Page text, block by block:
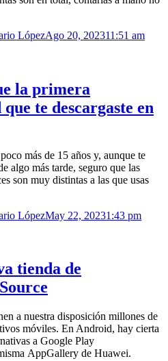
LópezAgo 20, 202311:51 am
la primera
te descargaste en
más de 15 años y, aunque te
algo más tarde, seguro que las
son muy distintas a las que usas
LópezMay 22, 20231:43 pm
tienda de
a nuestra disposición millones de
móviles. En Android, hay cierta
a Google Play
AppGallery de Huawei.